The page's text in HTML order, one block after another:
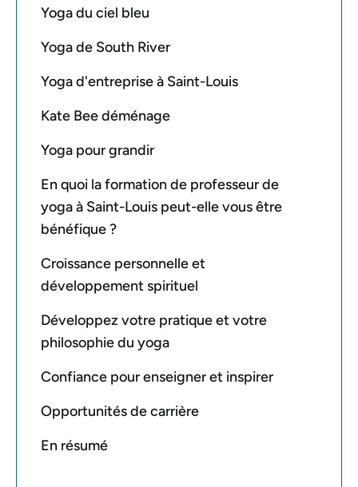
Yoga du ciel bleu
Yoga de South River
Yoga d'entreprise à Saint-Louis
Kate Bee déménage
Yoga pour grandir
En quoi la formation de professeur de
yoga à Saint-Louis peut-elle vous être
bénéfique ?
Croissance personnelle et
développement spirituel
Développez votre pratique et votre
philosophie du yoga
Confiance pour enseigner et inspirer
Opportunités de carrière
En résumé